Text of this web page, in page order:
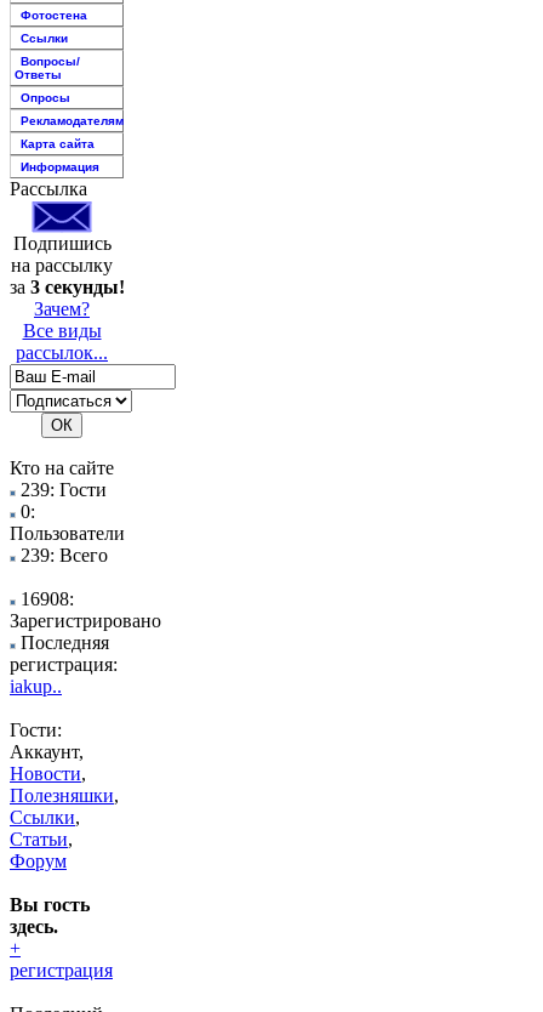
Фотостена
Ссылки
Вопросы/
Ответы
Опросы
Рекламодателям
Карта сайта
Информация
Рассылка
Подпишись
на рассылку
за 3 секунды!
Зачем?
Все виды
рассылок...
Кто на сайте
239: Гости
0:
Пользователи
239: Всего
16908:
Зарегистрировано
Последняя
регистрация:
iakup..
Гости:
Аккаунт,
Новости,
Полезняшки,
Ссылки,
Статьи,
Форум
Вы гость
здесь.
+
регистрация